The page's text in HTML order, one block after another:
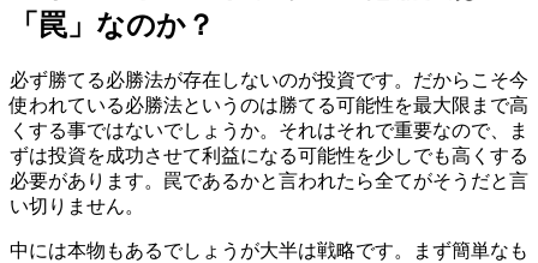
「罠」なのか？
必ず勝てる必勝法が存在しないのが投資です。だからこそ今
使われている必勝法というのは勝てる可能性を最大限まで高
くする事ではないでしょうか。それはそれで重要なので、ま
ずは投資を成功させて利益になる可能性を少しでも高くする
必要があります。罠であるかと言われたら全てがそうだと言
い切りません。
中には本物もあるでしょうが大半は戦略です。まず簡単なも